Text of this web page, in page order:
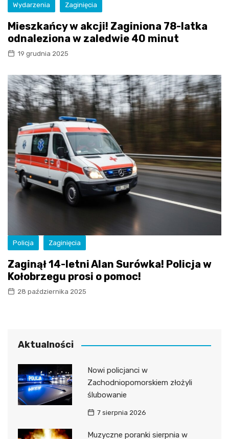
Wydarzenia Zaginięcia
Mieszkańcy w akcji! Zaginiona 78-latka
odnaleziona w zaledwie 40 minut
19 grudnia 2025
Policja Zaginięcia
Zaginął 14-letni Alan Surówka! Policja w
Kołobrzegu prosi o pomoc!
28 października 2025
Aktualności
Nowi policjanci w
Zachodniopomorskiem złożyli
ślubowanie
7 sierpnia 2026
Muzyczne poranki sierpnia w